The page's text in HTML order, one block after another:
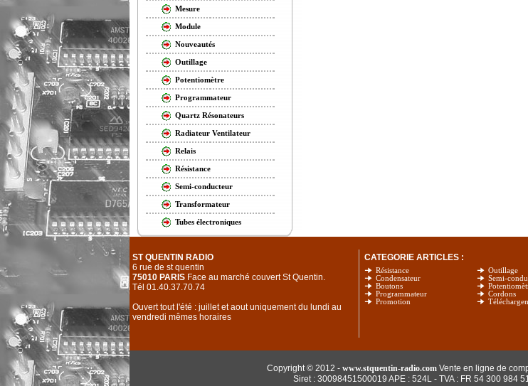
Mesure
Module
Nouveautés
Outillage
Potentiomètre
Programmateur
Quartz Résonateurs
Radiateur Ventilateur
Relais
Résistance
Semi-conducteur
Transformateur
Tubes électroniques
ST QUENTIN RADIO
6 rue de st quentin
75010 PARIS Face au marché couvert St Quentin.
Tél 01.40.37.70.74
Ouvert tout l'été : juillet et aout uniquement du lundi au
vendredi mêmes horaires
CATEGORIE ARTICLES :
Résistance
Condensateur
Boutons
Programmateur
Promotion
Outillage
Semi-
Cordons
Copyright © 2012 - www.stquentin-radio.comVente en ligne de
Siret : 30098451500019 APE : 524L - TVA : FR 54 300 984